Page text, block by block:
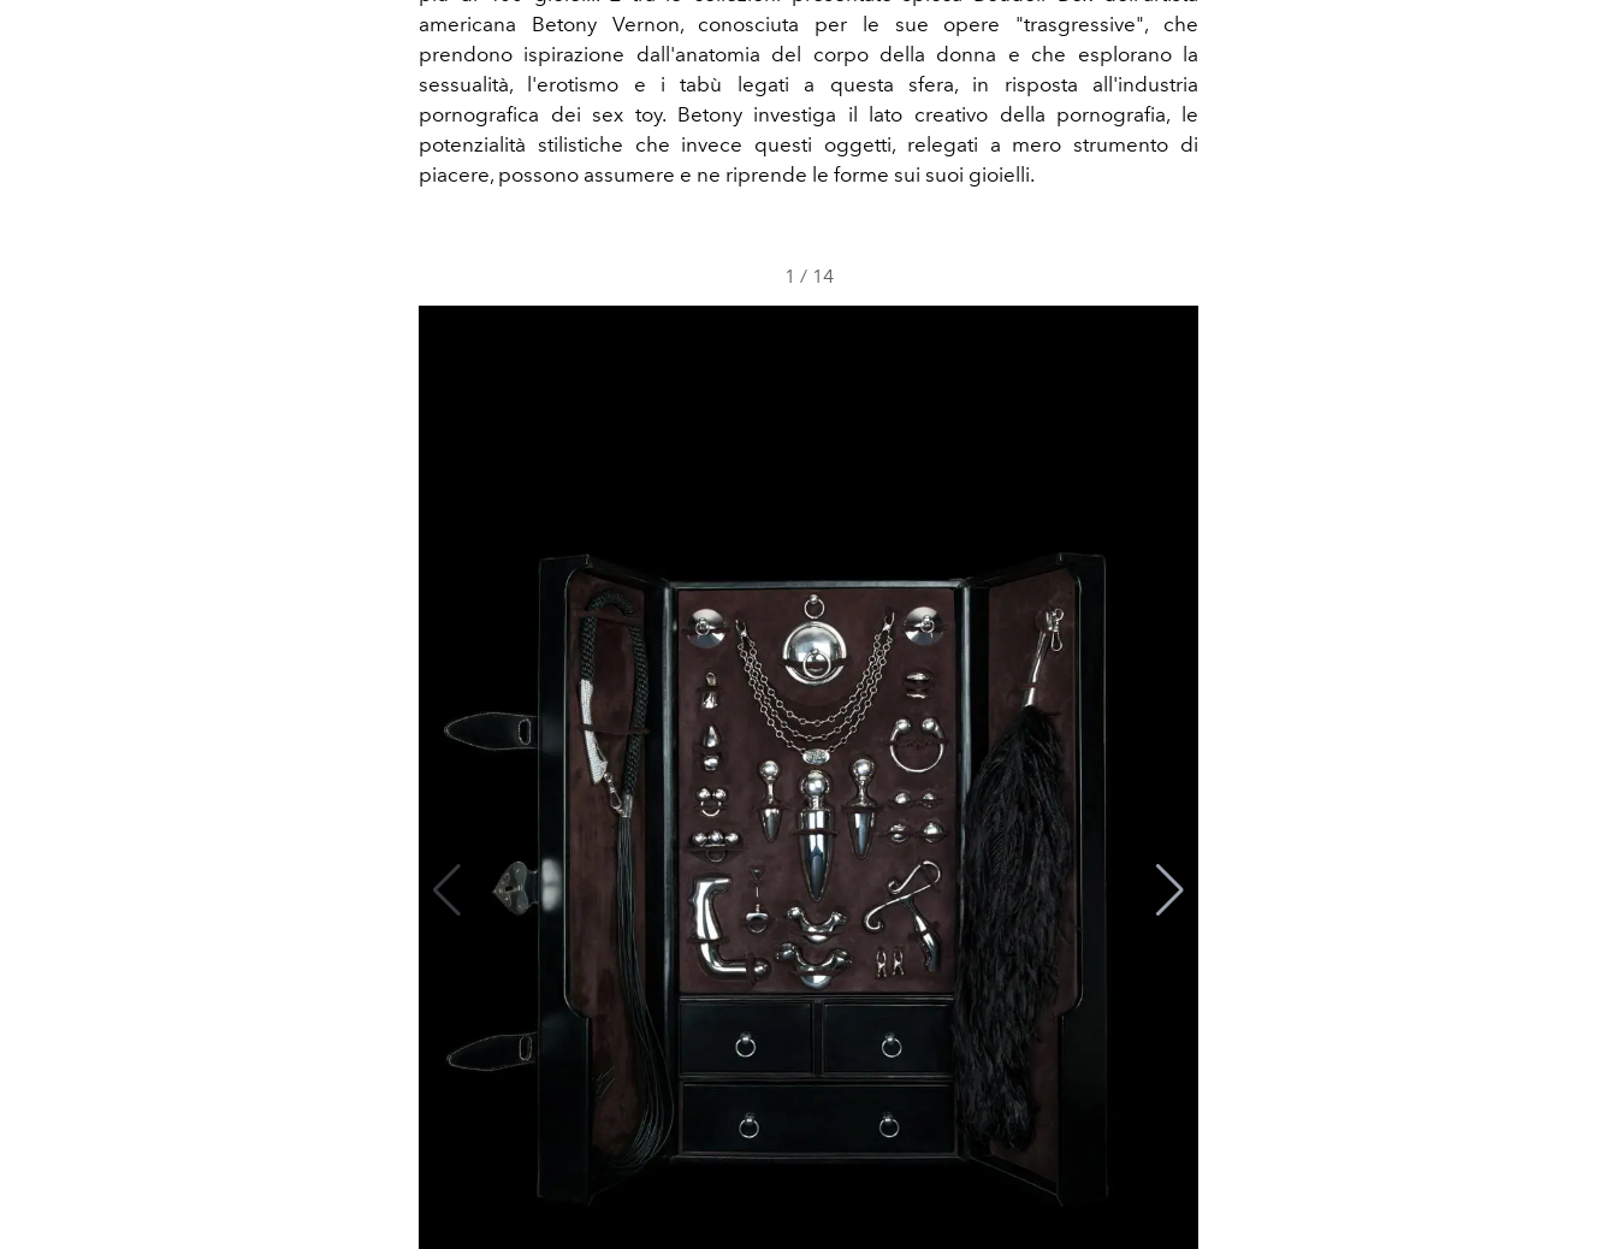
americana Betony Vernon, conosciuta per le sue opere "trasgressive", che
prendono ispirazione dall'anatomia del corpo della donna e che esplorano la
sessualità, l'erotismo e i tabù legati a questa sfera, in risposta all'industria
pornografica dei sex toy. Betony investiga il lato creativo della pornografia, le
potenzialità stilistiche che invece questi oggetti, relegati a mero strumento di
piacere, possono assumere e ne riprende le forme sui suoi gioielli.
1 / 14